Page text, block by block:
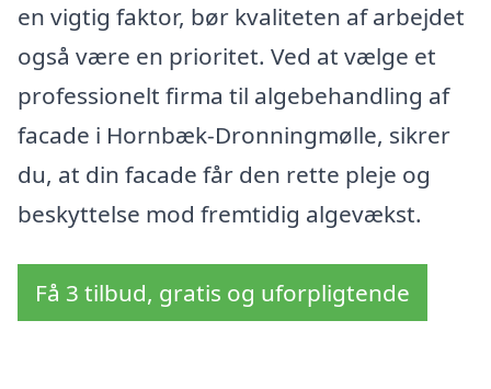
en vigtig faktor, bør kvaliteten af arbejdet
også være en prioritet. Ved at vælge et
professionelt firma til algebehandling af
facade i Hornbæk-Dronningmølle, sikrer
du, at din facade får den rette pleje og
beskyttelse mod fremtidig algevækst.
Få 3 tilbud, gratis og uforpligtende